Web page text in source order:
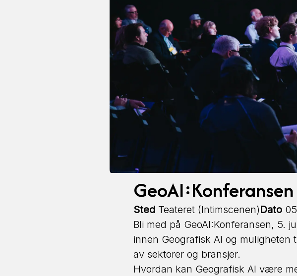
GeoAI:Konferansen
StedTeateret (Intimscenen)Dato
Bli med på GeoAI:Konferansen, 5.
innen Geografisk AI og
av sektorer og bransjer.
Hvordan kan Geografisk AI være